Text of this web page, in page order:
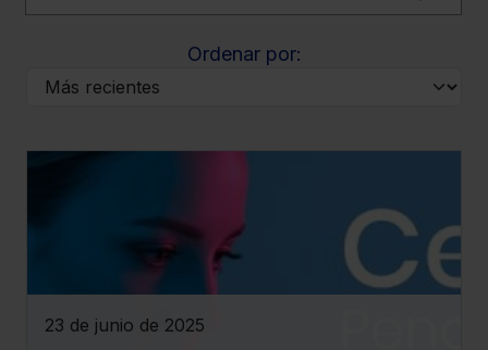
Ordenar por:
23 de junio de 2025